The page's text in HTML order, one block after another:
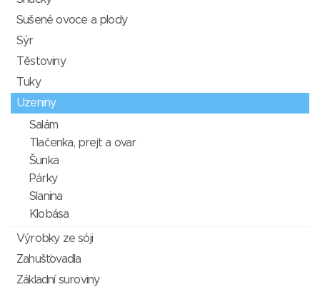
Sušené ovoce a plody
Sýr
Těstoviny
Tuky
Uzeniny
Salám
Tlačenka, prejt a ovar
Šunka
Párky
Slanina
Klobása
Výrobky ze sóji
Zahušťovadla
Základní suroviny